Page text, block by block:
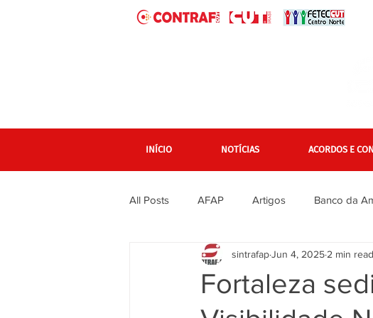
INÍCIO NOTÍCIAS ACORDOS E
All Posts AFAP Artigos Banco da
banner grande pagina inicial Bradesco
Em destaque Página inicial Financiários
Fortaleza
sintrafapJun 4, 2025 2 min read